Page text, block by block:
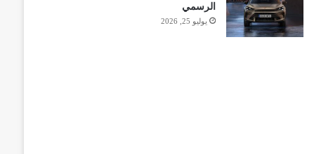
الرسمي
يوليو 25, 2026